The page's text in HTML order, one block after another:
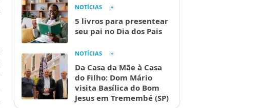
NOTÍCIAS
5 livros para presentear
seu pai no Dia dos Pais
NOTÍCIAS
Da Casa da Mãe à Casa
do Filho: Dom Mário
visita Basílica do Bom
Jesus em Tremembé (SP)